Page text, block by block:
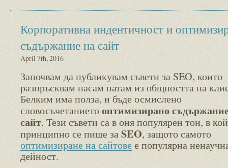
Корпоративна индентичност и
съдържание на сайт
April 7th, 2016
Започвам да публикувам съвети за SEO, които
разпръсквам насам натам из общността на
Белким има полза, и бъде осмислено
словосъчетаниетооптимизирано
сайт. Тези съвети са в оня популярен тон, в
принципно се пише заSEO, защото самото
оптимизиране на сайтове е популярна
дейност.